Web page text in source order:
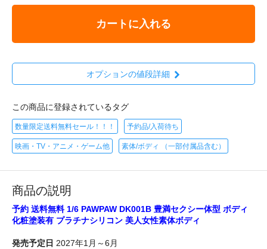
カートに入れる
オプションの値段詳細
この商品に登録されているタグ
数量限定送料無料セール！！！ 予約品/入荷待ち
映画・TV・アニメ・ゲーム他 素体/ボディ （一部付属品含む）
商品の説明
予約 送料無料 1/6 PAWPAW DK001B 豊満セクシー体型 ボディ
化粧塗装有 プラチナシリコン 美人女性素体ボディ
発売予定日 2027年1月～6月